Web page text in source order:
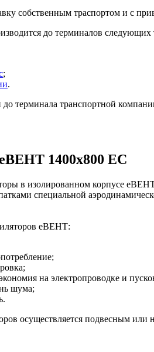
собственным траспортом и с
до терминалов
;
.
терминала транспортной
1400x800 EC
в изолированном корпусе
специальной
еВЕНТ:
на электропроводке и
шума;
осуществляется подвесным